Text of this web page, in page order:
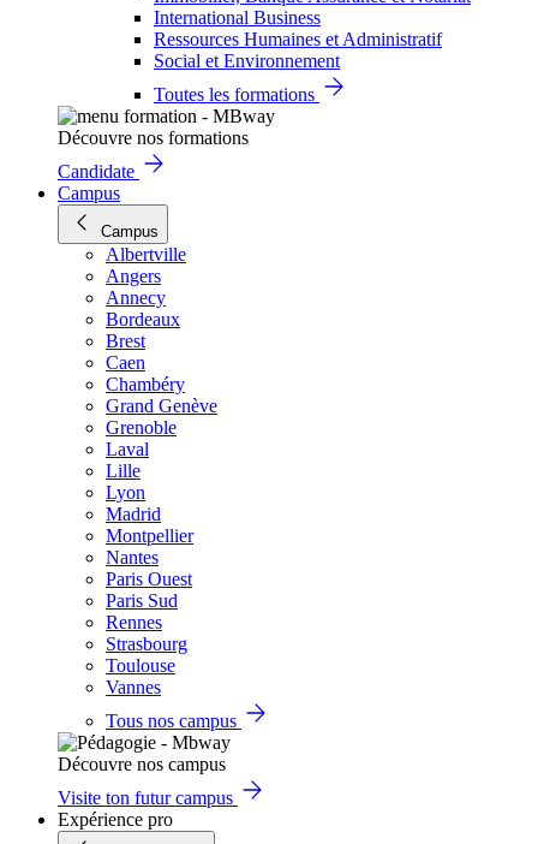
International Business
Ressources Humaines et Administratif
Social et Environnement
Toutes les formations
Découvre nos formations
Candidate
Campus
Campus
Albertville
Angers
Annecy
Bordeaux
Brest
Caen
Chambéry
Grand Genève
Grenoble
Laval
Lille
Lyon
Madrid
Montpellier
Nantes
Paris Ouest
Paris Sud
Rennes
Strasbourg
Toulouse
Vannes
Tous nos campus
Découvre nos campus
Visite ton futur campus
Expérience pro